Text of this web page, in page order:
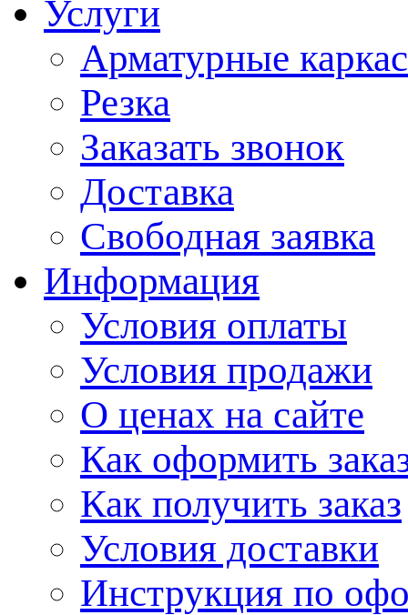
Услуги
Арматурные
Резка
Заказать звонок
Доставка
Свободная заявка
Информация
Условия оплаты
Условия продажи
О ценах на сайте
Как оформить
Как получить заказ
Условия доставки
Инструкция по